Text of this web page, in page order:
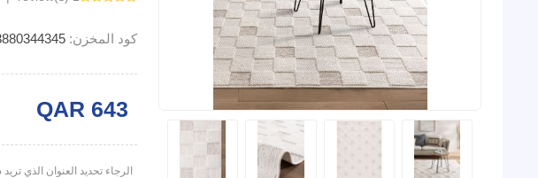
كود المخزن:
QAR 643
الرجاء تحديد العنوان الذي